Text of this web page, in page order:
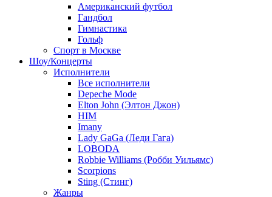
Американский футбол
Гандбол
Гимнастика
Гольф
Спорт в Москве
Шоу/Концерты
Исполнители
Все исполнители
Depeche Mode
Elton John (Элтон Джон)
HIM
Imany
Lady GaGa (Леди Гага)
LOBODA
Robbie Williams (Робби Уильямс)
Scorpions
Sting (Стинг)
Жанры